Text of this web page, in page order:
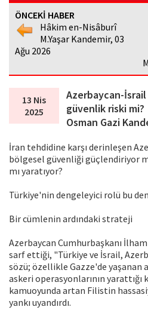
ÖNCEKİ HABER
Hâkim en-Nisâburî
M.Yaşar Kandemir, 03
Ağu 2026
13 Nis
2025
Azerbaycan-
güvenlik riski mi?
Osman Gazi
İran tehdidine karşı derinleşen
bölgesel güvenliği güçlendiriyor
mı yaratıyor?
Türkiye'nin dengeleyici rolü bu
Bir cümlenin ardındaki strateji
Azerbaycan Cumhurbaşkanı
sarf ettiği, "Türkiye ve İsrail,
sözü; özellikle Gazze'de yaşanan
askeri operasyonlarının
kamuoyunda artan Filistin
yankı uyandırdı.